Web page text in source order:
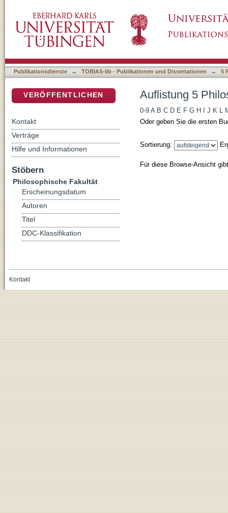
Publikationsdienste → TOBIAS-lib - Publikationen und Dissertationen → 5
Auflistung 5
0-9 A B C D E F G H J K L
Oder geben Sie die ersten
Sortierung:
Für diese Browse-Ansicht
VERÖFFENTLICHEN
Kontakt
Verträge
Hilfe und Informationen
Stöbern
Philosophische Fakultät
Erscheinungsdatum
Autoren
Titel
DDC-Klassifikation
Kontakt